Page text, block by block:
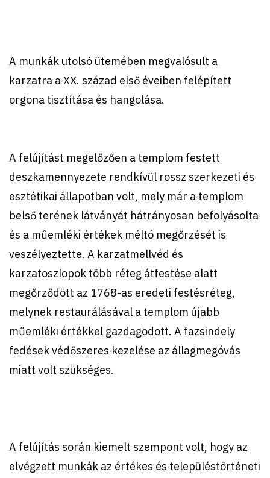
A munkák utolsó ütemében megvalósult a
karzatra a XX. század első éveiben felépített
orgona tisztítása és hangolása.
A felújítást megelőzően a templom festett
deszkamennyezete rendkívül rossz szerkezeti és
esztétikai állapotban volt, mely már a templom
belső terének látványát hátrányosan befolyásolta
és a műemléki értékek méltó megőrzését is
veszélyeztette. A karzatmellvéd és
karzatoszlopok több réteg átfestése alatt
megőrződött az 1768-as eredeti festésréteg,
melynek restaurálásával a templom újabb
műemléki értékkel gazdagodott. A fazsindely
fedések védőszeres kezelése az állagmegóvás
miatt volt szükséges.
A felújítás során kiemelt szempont volt, hogy az
elvégzett munkák az értékes és településtörténeti